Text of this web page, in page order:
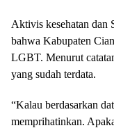
Aktivis kesehatan dan
bahwa Kabupaten
LGBT. Menurut
yang sudah terdata.
“Kalau berdasarkan
memprihatinkan.